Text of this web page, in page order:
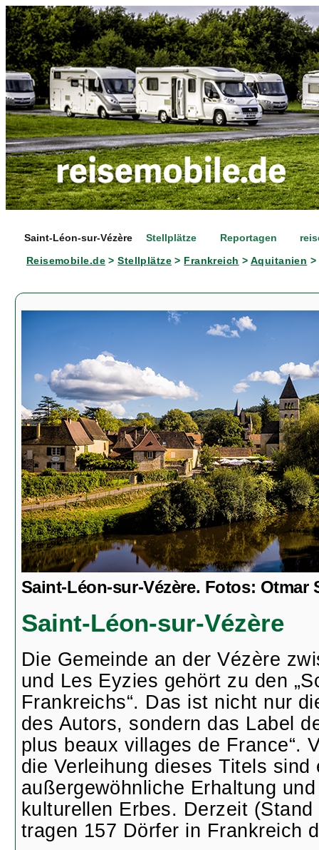
Saint-Léon-sur-Vézère Stellplätze Reportagen
Reisemobile.de>Stellplätze > Frankreich > Aquitanien >
Saint-Léon-sur-Vézère. Fotos: Otmar
Saint-Léon-sur-Vézère
Die Gemeinde an der Vézère
und Les Eyzies gehört zu den
Frankreichs“. Das ist nicht nur
des Autors, sondern das Label
plus beaux villages de France“.
die Verleihung dieses Titels sind
außergewöhnliche Erhaltung
kulturellen Erbes. Derzeit
tragen 157 Dörfer in Frankreich